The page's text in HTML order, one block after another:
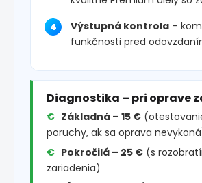
Výstupná kontrola –
funkčnosti pred
Diagnostika – pri oprave
Základná – 15 €
poruchy, ak sa oprava
Pokročilá – 25 € (s
zariadenia)